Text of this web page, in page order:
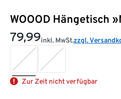
WOOOD Hängetisch
79,99inkl. MwSt.zzgl.
Zur Zeit nicht verfügbar